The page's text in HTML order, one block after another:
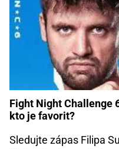
Fight Night Challenge
kto je favorit?
Sledujte zápas Filipa